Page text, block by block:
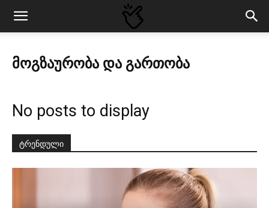
ᲛᲝᲒᲖᲐᲣᲠᲝᲑᲐ ᲓᲐ ᲒᲐᲠᲗᲝᲑᲐ
No posts to display
ტრენდული